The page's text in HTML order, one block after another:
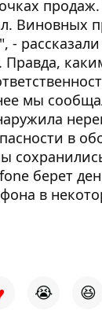
продаж.
Виновных
-
Правда,
мы
в
берет
в
😭 😆